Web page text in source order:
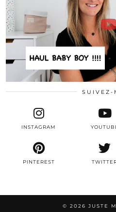
SUIVEZ-
INSTAGRAM
PINTEREST
© 2026 JUSTE